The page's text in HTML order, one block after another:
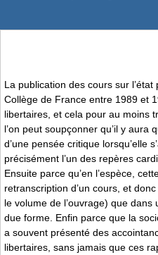
La publication des cours sur
Collège de France entre 1989 et
libertaires, et cela pour au moins
l’on peut soupçonner qu’il y aura
d’une pensée critique lorsqu’elle
précisément l’un des repères
Ensuite parce qu’en l’espèce,
retranscription d’un cours, et
le volume de l’ouvrage) que
due forme. Enfin parce que la
a souvent présenté des
libertaires, sans jamais que ces